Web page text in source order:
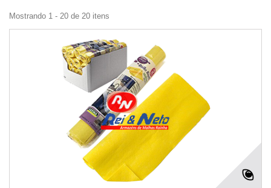
Mostrando 1 - 20 de 20 itens